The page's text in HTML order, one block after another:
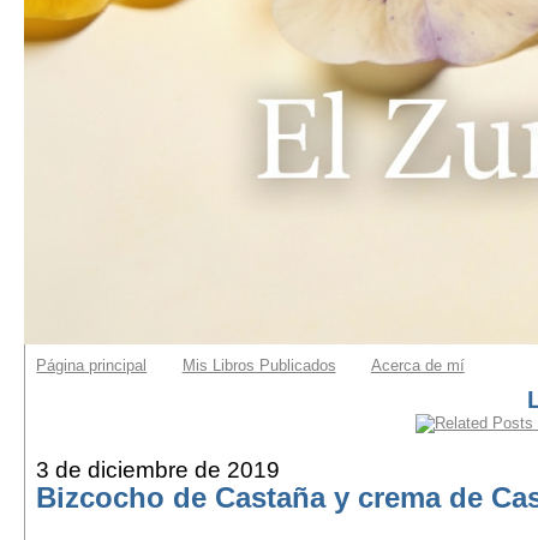
Página principal Mis Libros Publicados Acerca de mí
3 de diciembre de 2019
Bizcocho de Castaña y crema de